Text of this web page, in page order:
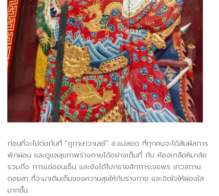
ก่อนที่จะไปต่อกันที่ “ภูกาษาวาเลย์” อ.แม่สอด ที่ทุกคนจะได้สัมผัสการ
พักผ่อน และดูแลสุขภาพร่างกายได้อย่างเต็มที่ กับ ห้องเกลือหิมาลัย
รวมถึง การแช่ออนเซ็น และยังได้ไปกรายสักการะขอพร เทวสถาน
ดอยสา ที่จะมาเติมเต็มของความสุขให้กับร่างกาย และจิตใจให้ผ่องใส
มากขึ้น